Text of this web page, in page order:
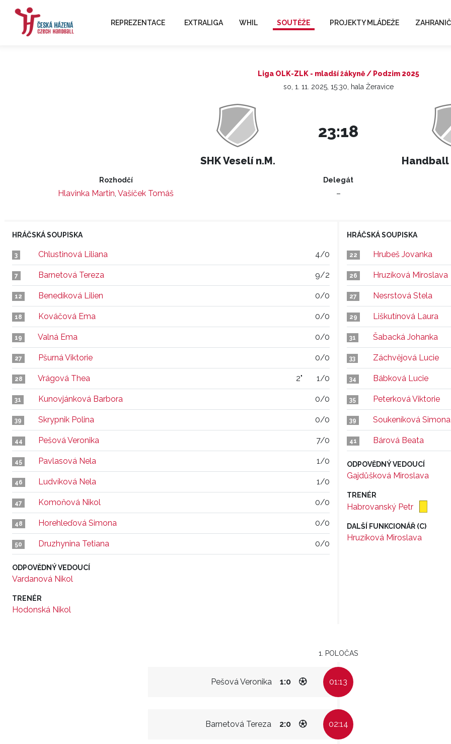
REPREZENTACE EXTRALIGA WHIL SOUTĚŽE PROJEKTY MLÁDEŽE
Liga OLK-ZLK - mladší žákyně / Podzim 2025
so, 1. 11. 2025, 15:30, hala Žeravice
SHK Veselí n.M.
23:18
Handball
Rozhodčí
Hlavinka Martin, Vašíček Tomáš
Delegát
–
HRÁČSKÁ SOUPISKA
3 Chlustinová Liliana 4/0
7 Barnetová Tereza 9/2
12 Benedíková Lilien 0/0
18 Kováčová Ema 0/0
19 Valná Ema 0/0
27 Pšurná Viktorie 0/0
28 Vrágová Thea 2" 1/0
31 Kunovjánková Barbora 0/0
39 Skrypnik Polina 0/0
44 Pešová Veronika 7/0
45 Pavlasová Nela 1/0
46 Ludvíková Nela 1/0
47 Komoňová Nikol 0/0
48 Horehleďová Simona 0/0
50 Druzhynina Tetiana 0/0
ODPOVĚDNÝ VEDOUCÍ
Vardanová Nikol
TRENÉR
Hodonská Nikol
HRÁČSKÁ SOUPISKA
22 Hrubeš Jovanka
26 Hruzíková Miroslava
27 Nesrstová Stela
29 Liškutínová Laura
31 Šabacká Johanka
33 Záchvějová Lucie
34 Bábková Lucie
35 Peterková Viktorie
39 Soukeníková Simona
41 Bárová Beata
ODPOVĚDNÝ VEDOUCÍ
Gajdůšková Miroslava
TRENÉR
Habrovanský Petr
DALŠÍ FUNKCIONÁŘ (C)
Hruzíková Miroslava
1. POLOČAS
Pešová Veronika 1:0 01:13
Barnetová Tereza 2:0 02:14